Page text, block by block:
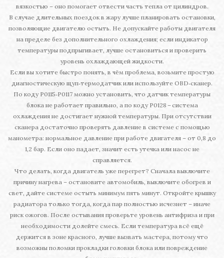
вязкостью – оно помогает отвести часть тепла от цилиндров.
В случае длительных поездок в жару лучше планировать остановки,
позволяющие двигателю остыть. Не допускайте работы двигателя
на пределе без дополнительного охлаждения; если индикатор
температуры подпрыгивает, лучше остановиться и проверить
уровень охлаждающей жидкости.
Если вы хотите быстро понять, в чём проблема, возьмите простую
диагностическую щуп‑термодатчик или используйте OBD‑сканер.
По коду P0115‑P0117 можно установить, что датчик температуры
блока не работает правильно, а по коду P0128 – система
охлаждения не достигает нужной температуры. При отсутствии
сканера достаточно проверять давление в системе с помощью
манометра: нормальное давление при работе двигателя – от 0,8 до
1,2 бар. Если оно падает, значит есть утечка или насос не
справляется.
Что делать, когда двигатель уже перегрет? Сначала выключите
причину нагрева – остановите автомобиль, выключите обогрев и
свет, дайте системе остыть минимум пять минут. Откройте крышку
радиатора только тогда, когда пар полностью исчезнет – иначе
риск ожогов. После остывания проверьте уровень антифриза и при
необходимости долейте смесь. Если температура всё ещё
держится в зоне красного, лучше вызвать мастера, потому что
возможны поломки прокладки головки блока или повреждение